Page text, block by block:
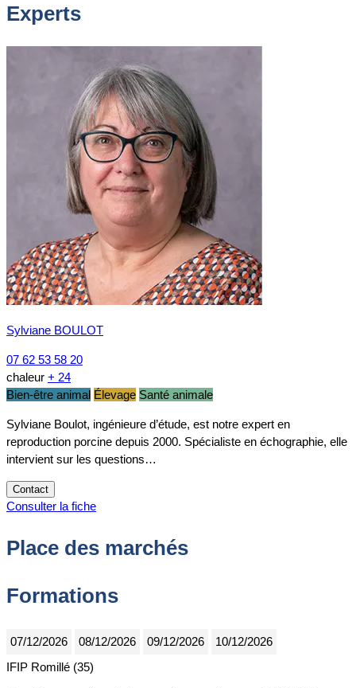
Experts
Sylviane BOULOT
07 62 53 58 20
chaleur + 24
Bien-être animal Élevage Santé animale
Sylviane Boulot, ingénieure d’étude, est notre expert en
reproduction porcine depuis 2000. Spécialiste en échographie, elle
intervient sur les questions…
Contact
Consulter la fiche
Place des marchés
Formations
07/12/2026 08/12/2026 09/12/2026
10/12/2026
IFIP Romillé (35)